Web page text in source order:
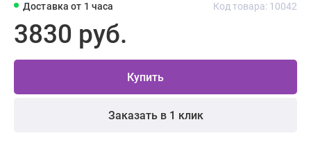
Доставка от 1 часа Код товара: 10042
3830 руб.
Купить
Заказать в 1 клик